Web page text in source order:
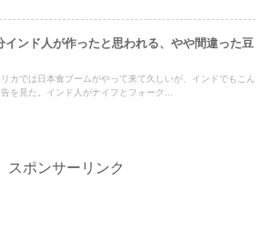
インド人が作ったと思われる、やや間違った豆
リカでは日本食ブームがやって来て久しいが、インドでもこん
告を見た。インド人がナイフとフォーク...
スポンサーリンク